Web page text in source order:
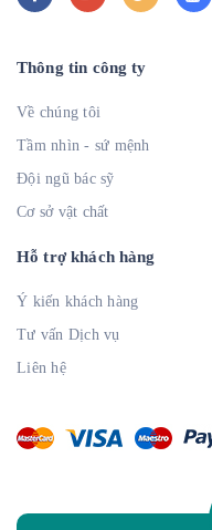
Thông tin công ty
Về chúng tôi
Tầm nhìn - sứ mệnh
Đội ngũ bác sỹ
Cơ sở vật chất
Hỗ trợ khách hàng
Ý kiến khách hàng
Tư vấn Dịch vụ
Liên hệ